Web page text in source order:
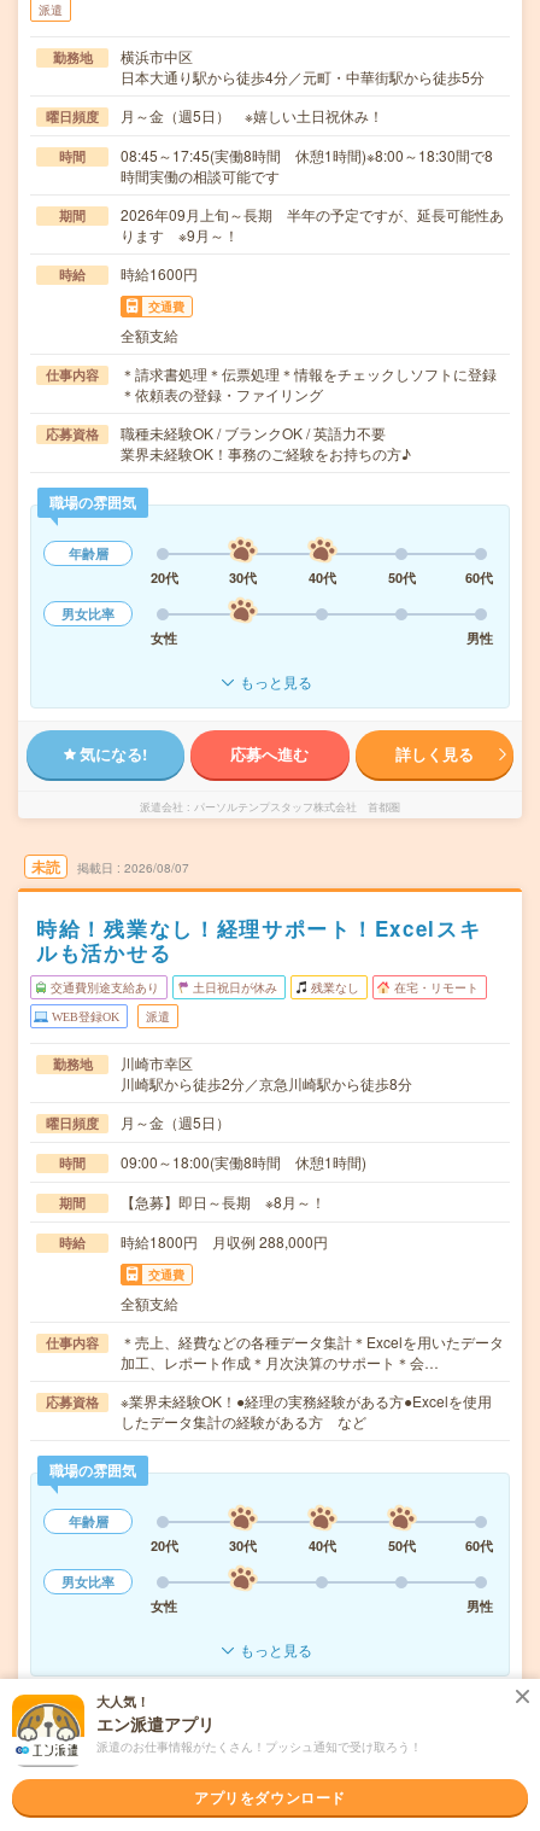
派遣
勤務地
横浜市中区
日本大通り駅から徒歩4分／元町・中華街駅から徒歩5分
曜日頻度 月～金（週5日） ※嬉しい土日祝休み！
時間
08:45～17:45(実働8時間 休憩1時間)※8:00～18:30間で8
時間実働の相談可能です
期間
2026年09月上旬～長期 半年の予定ですが、延長可能性あ
ります ※9月～！
時給 時給1600円
交通費
全額支給
仕事内容
＊請求書処理＊伝票処理＊情報をチェックしソフトに登録
＊依頼表の登録・ファイリング
応募資格
職種未経験OK / ブランクOK / 英語力不要
業界未経験OK！事務のご経験をお持ちの方♪
職場の雰囲気
年齢層
20代
30代 40代 50代
60代
男女比率
女性
男性
もっと見る
気になる! 応募へ進む 詳しく見る
派遣会社 パーソルテンプスタッフ株式会社 首都圏
未読 掲載日 2026/08/07
時給！残業なし！経理サポート！Excelスキ
ルも活かせる
交通費別途支給あり 土日祝日が休み 残業なし 在宅・リモート
WEB登録OK 派遣
勤務地
川崎市幸区
川崎駅から徒歩2分／京急川崎駅から徒歩8分
曜日頻度 月～金（週5日）
時間 09:00～18:00(実働8時間 休憩1時間)
期間 【急募】即日～長期 ※8月～！
時給 時給1800円 月収例 288,000円
交通費
全額支給
仕事内容
＊売上、経費などの各種データ集計＊Excelを用いたデータ
加工、レポート作成＊月次決算のサポート＊会…
応募資格
※業界未経験OK！●経理の実務経験がある方●Excelを使用
したデータ集計の経験がある方 など
職場の雰囲気
年齢層
20代
30代 40代 50代
60代
男女比率
女性
男性
もっと見る
気になる!
大人気！
エン派遣アプリ
派遣のお仕事情報がたくさん！プッシュ通知で受け取ろう！
アプリをダウンロード